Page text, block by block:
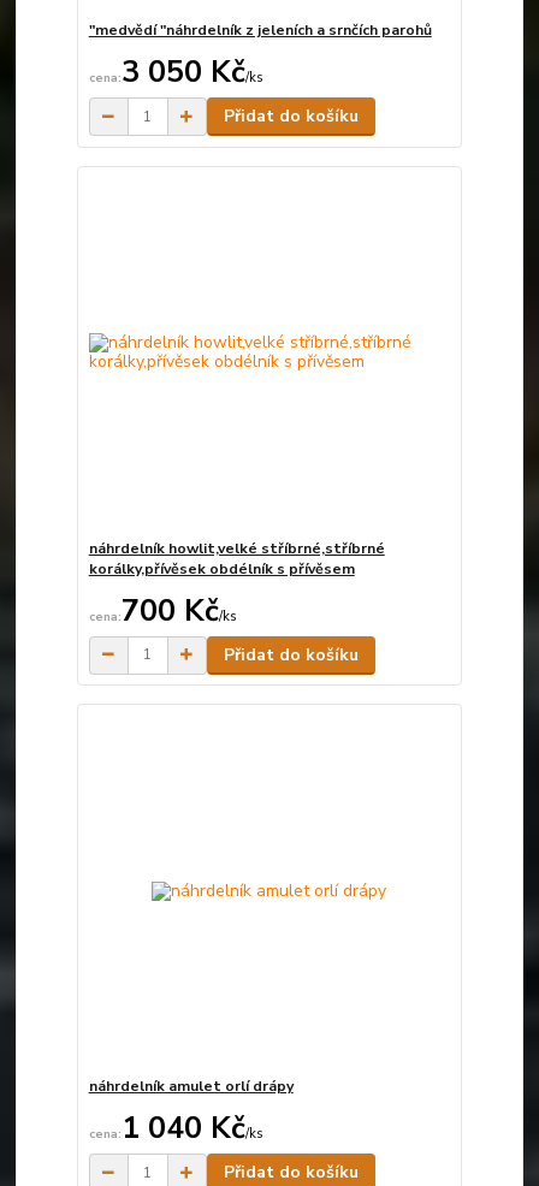
"medvědí "náhrdelník z jeleních a srnčích parohů
3 050 Kč/ks
Přidat do košíku
náhrdelník howlit,velké stříbrné,stříbrné
korálky,přívěsek obdélník s přívěsem
700 Kč/ks
Přidat do košíku
náhrdelník amulet orlí drápy
1 040 Kč/ks
Přidat do košíku